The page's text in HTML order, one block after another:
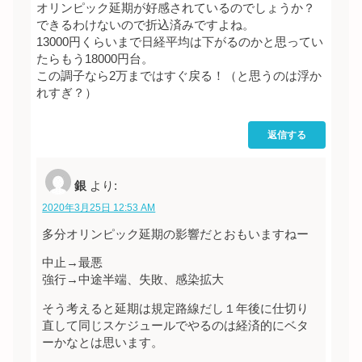
オリンピック延期が好感されているのでしょうか？
できるわけないので折込済みですよね。
13000円くらいまで日経平均は下がるのかと思ってい
たらもう18000円台。
この調子なら2万まではすぐ戻る！（と思うのは浮か
れすぎ？）
返信する
銀 より:
2020年3月25日 12:53 AM
多分オリンピック延期の影響だとおもいますねー
中止→最悪
強行→中途半端、失敗、感染拡大
そう考えると延期は規定路線だし１年後に仕切り
直して同じスケジュールでやるのは経済的にベタ
ーかなとは思います。